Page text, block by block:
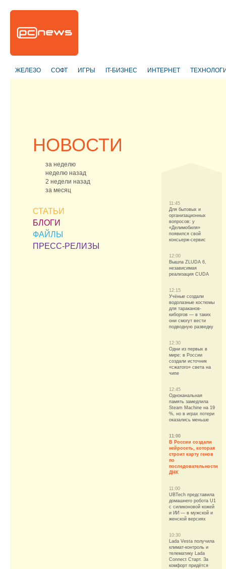
ЖЕЛЕЗО СОФТ ИГРЫ IT-БИЗНЕС ИНТЕРНЕТ
НОВОСТИ
за неделю
неделю назад
2 недели назад
за месяц
СТАТЬИ
БЛОГИ
ФАЙЛЫ
ПРЕСС-РЕЛИЗЫ
11:45
Для бытовых и
организационных
вопросов: у
«Делимобиля»
появился свой
консьерж-сервис
12:00
Вышла ZLUDA 6,
независимая
реализация CUDA
12:15
Учёные создали
водолазные костюмы
для тараканов-
киборгов — в таких
они смогут вести
подводную разведку
12:30
Одни из первых в
мире: в России
создали источник
«сжатого» света на
чипе
12:45
Одноканальная
память замедлила
Steam Machine на 19
%, но в играх потери
оказались меньше
11:00
В России создали
нейросеть, которая
строит карту генов
по
последовательности
ДНК
11:00
UBTech представила
домашнего робота U1
с силиконовой кожей
и ИИ — в мужской и
женской версиях
10:30
Lada Vesta получила
климат-контроль и
телематику Lada
Connect Старт. За
комфорт придётся